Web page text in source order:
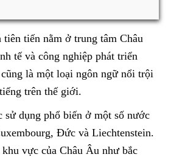
tiến nằm ở trung tâm Châu
tế và công nghiệp phát triển
là một loại ngôn ngữ nổi trội
trên thế giới.
dụng phổ biến ở một số nước
Đức và Liechtenstein.
vực của Châu Âu như bắc